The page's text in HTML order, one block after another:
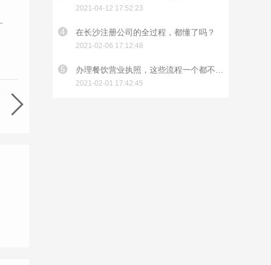
2021-04-12 17:52:23
4 在长沙注册公司的全过程，都懂了吗？
2021-02-06 17:12:48
5
2021-02-01 17:42:45